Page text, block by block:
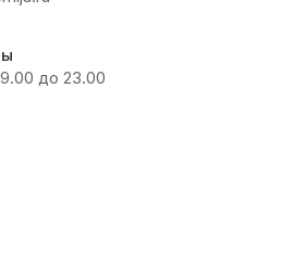
до 23.00